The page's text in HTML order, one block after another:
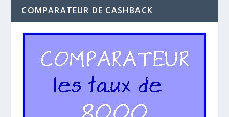
COMPARATEUR DE CASHBACK